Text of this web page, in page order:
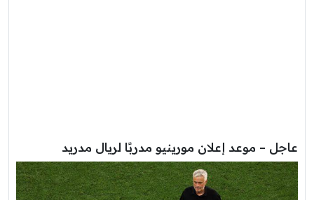
عاجل – موعد إعلان مورينيو مدربًا لريال مدريد